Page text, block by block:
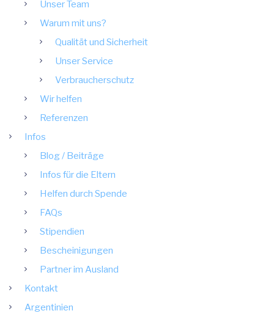
Unser Team
Warum mit uns?
Qualität und Sicherheit
Unser Service
Verbraucherschutz
Wir helfen
Referenzen
Infos
Blog / Beiträge
Infos für die Eltern
Helfen durch Spende
FAQs
Stipendien
Bescheinigungen
Partner im Ausland
Kontakt
Argentinien